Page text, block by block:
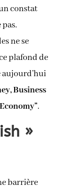
constat
pas.
ne se
plafond de
Business
.
»
barrière